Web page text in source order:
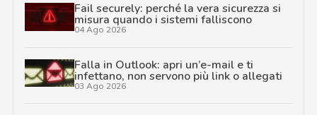
Fail securely: perché la vera sicurezza si
misura quando i sistemi falliscono
04 Ago 2026
Falla in Outlook: apri un’e-mail e ti
infettano, non servono più link o allegati
03 Ago 2026